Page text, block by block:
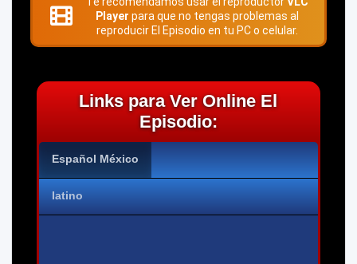
Player para que no tengas problemas al
reproducir El Episodio en tu PC o celular.
Links para Ver Online El
Episodio:
Español México
latino